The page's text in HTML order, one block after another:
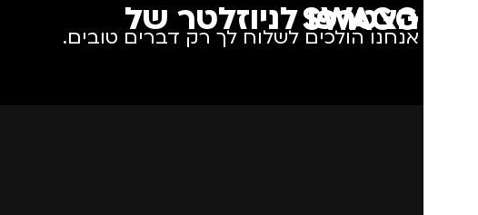
הצטרפו לניוזלטר של SWAGG
אנחנו הולכים לשלוח לך רק דברים טובים.